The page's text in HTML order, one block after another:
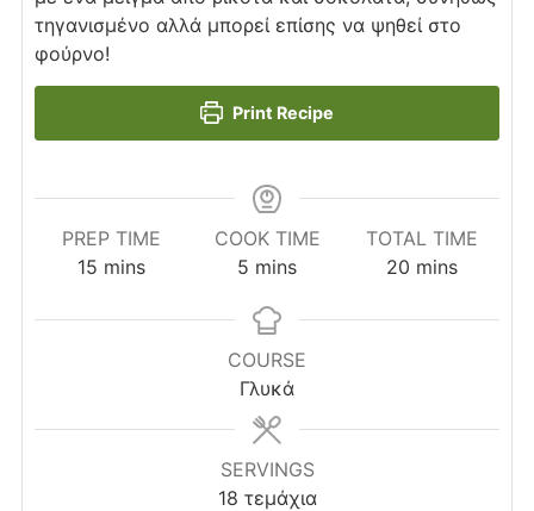
τηγανισμένο αλλά μπορεί επίσης να ψηθεί στο
φούρνο!
Print Recipe
PREP TIME
15 minutes
mins
COOK TIME
5 minutes
mins
TOTAL TIME
20 minutes
mins
COURSE
Γλυκά
SERVINGS
18 τεμάχια